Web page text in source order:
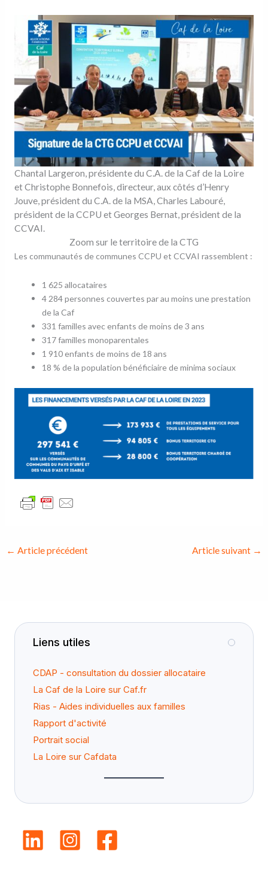
Chantal Largeron, présidente du C.A. de la Caf de la Loire
et Christophe Bonnefois, directeur, aux côtés d’Henry
Jouve, président du C.A. de la MSA, Charles Labouré,
président de la CCPU et Georges Bernat, président de la
CCVAI.
Zoom sur le territoire de la CTG
Les communautés de communes CCPU et CCVAI rassemblent :
1 625 allocataires
4 284 personnes couvertes par au moins une prestation
de la Caf
331 familles avec enfants de moins de 3 ans
317 familles monoparentales
1 910 enfants de moins de 18 ans
18 % de la population bénéficiaire de minima sociaux
← Article précédent Article suivant →
Liens utiles
CDAP - consultation du dossier allocataire
La Caf de la Loire sur Caf.fr
Rias - Aides individuelles aux familles
Rapport d'activité
Portrait social
La Loire sur Cafdata